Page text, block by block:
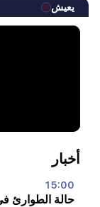
يعيش
أخبار
15:00
حالة الطوارئ